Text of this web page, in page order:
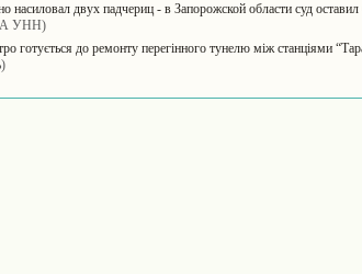
насиловал двух падчериц - в Запорожской области суд
УНН)
готується до ремонту перегінного тунелю між станціями